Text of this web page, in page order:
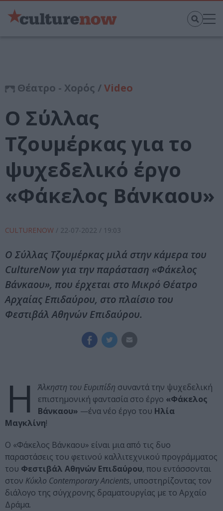
Θέατρο - Χορός /Video
Ο Σύλλας
Τζουμέρκας για το
ψυχεδελικό έργο
«Φάκελος Βάνκαου»
CULTURENOW / 22-07-2022 / 19:03
Ο Σύλλας Τζουμέρκας μιλά στην κάμερα του
CultureNow για την παράσταση «Φάκελος
Βάνκαου», που έρχεται στο Μικρό Θέατρο
Αρχαίας Επιδαύρου, στο πλαίσιο του
Φεστιβάλ Αθηνών Επιδαύρου.
Η Άλκηστη του Ευριπίδη συναντά την ψυχεδελική
επιστημονική φαντασία στο έργο «Φάκελος
Βάνκαου» —ένα νέο έργο του Ηλία
Μαγκλίνη!
Ο «Φάκελος Βάνκαου» είναι μια από τις δυο
παραστάσεις του φετινού καλλιτεχνικού προγράμματος
του Φεστιβάλ Αθηνών Επιδαύρου, που εντάσσονται
στον Κύκλο Contemporary Ancients, υποστηρίζοντας τον
διάλογο της σύγχρονης δραματουργίας με το Αρχαίο
Δράμα.